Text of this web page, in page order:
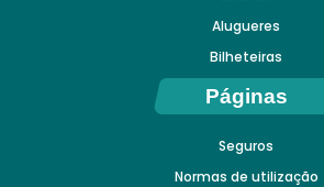
Alugueres
Bilheteiras
Páginas
Seguros
Normas de utilização